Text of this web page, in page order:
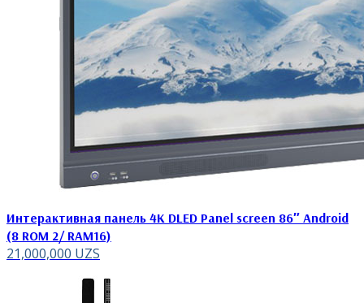
Интерактивная панель 4K DLED Panel screen 86″ Android
(8 ROM 2/ RAM16)
21,000,000 UZS